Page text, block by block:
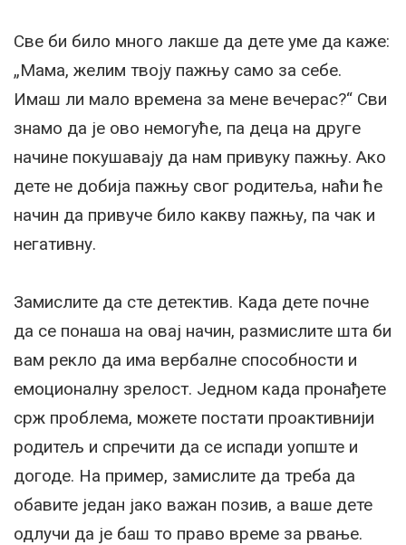
Све би било много лакше да дете уме да каже:
„Мама, желим твоју пажњу само за себе.
Имаш ли мало времена за мене вечерас?“ Сви
знамо да је ово немогуће, па деца на друге
начине покушавају да нам привуку пажњу. Ако
дете не добија пажњу свог родитеља, наћи ће
начин да привуче било какву пажњу, па чак и
негативну.
Замислите да сте детектив. Када дете почне
да се понаша на овај начин, размислите шта би
вам рекло да има вербалне способности и
емоционалну зрелост. Једном када пронађете
срж проблема, можете постати проактивнији
родитељ и спречити да се испади уопште и
догоде. На пример, замислите да треба да
обавите један јако важан позив, а ваше дете
одлучи да је баш то право време за рвање.